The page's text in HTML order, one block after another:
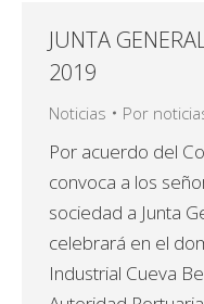
JUNTA
2019
Noticias Por
Por acuerdo del
convoca a los
sociedad a Junta
celebrará en el
Industrial Cueva